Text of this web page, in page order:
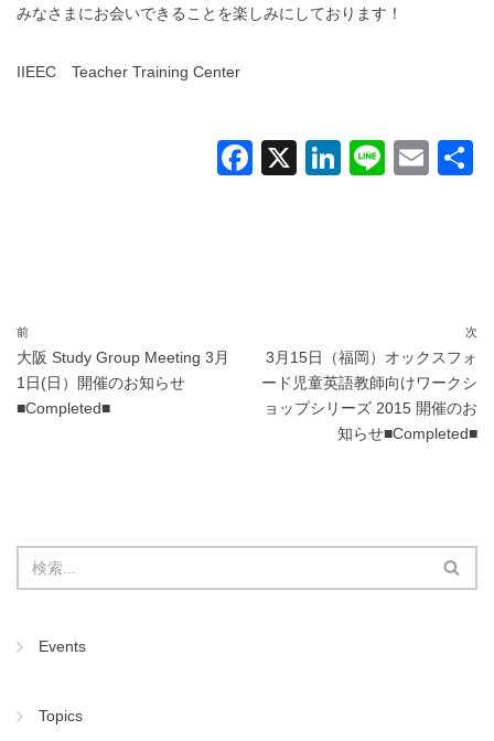
みなさまにお会いできることを楽しみにしております！
IIEEC Teacher Training Center
F
o
k
X Li Li
E
前
大阪 Study Group Meeting 3月
1日(日）開催のお知らせ
■Completed■
次
3月15日（福岡）オックスフォ
ード児童英語教師向けワークシ
ョップシリーズ 2015 開催のお
知らせ■Completed■
Events
Topics